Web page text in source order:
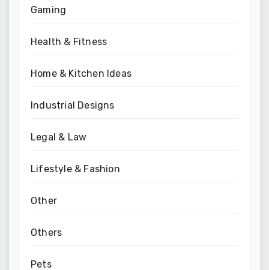
Gaming
Health & Fitness
Home & Kitchen Ideas
Industrial Designs
Legal & Law
Lifestyle & Fashion
Other
Others
Pets